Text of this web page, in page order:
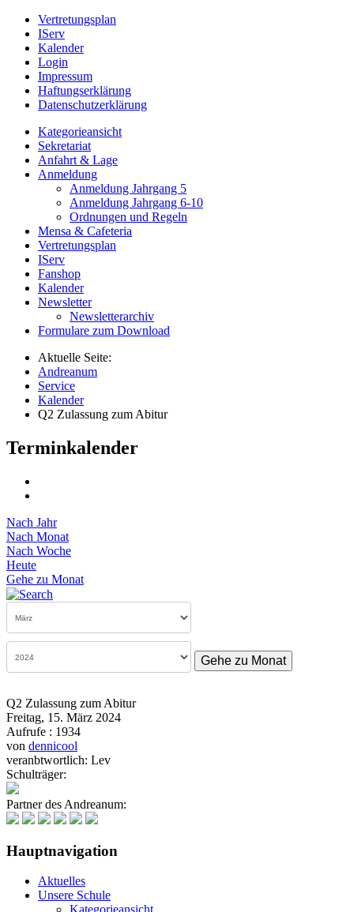
Vertretungsplan
IServ
Kalender
Login
Impressum
Haftungserklärung
Datenschutzerklärung
Kategorieansicht
Sekretariat
Anfahrt & Lage
Anmeldung
Anmeldung Jahrgang 5
Anmeldung Jahrgang 6-10
Ordnungen und Regeln
Mensa & Cafeteria
Vertretungsplan
IServ
Fanshop
Kalender
Newsletter
Newsletterarchiv
Formulare zum Download
Aktuelle Seite:
Andreanum
Service
Kalender
Q2 Zulassung zum Abitur
Terminkalender
Nach Jahr
Nach Monat
Nach Woche
Heute
Gehe zu Monat
Gehe zu Monat
Q2 Zulassung zum Abitur
Freitag, 15. März 2024
Aufrufe : 1934
von dennicool
veranbtwortlich: Lev
Schulträger:
Partner des Andreanum:
Hauptnavigation
Aktuelles
Unsere Schule